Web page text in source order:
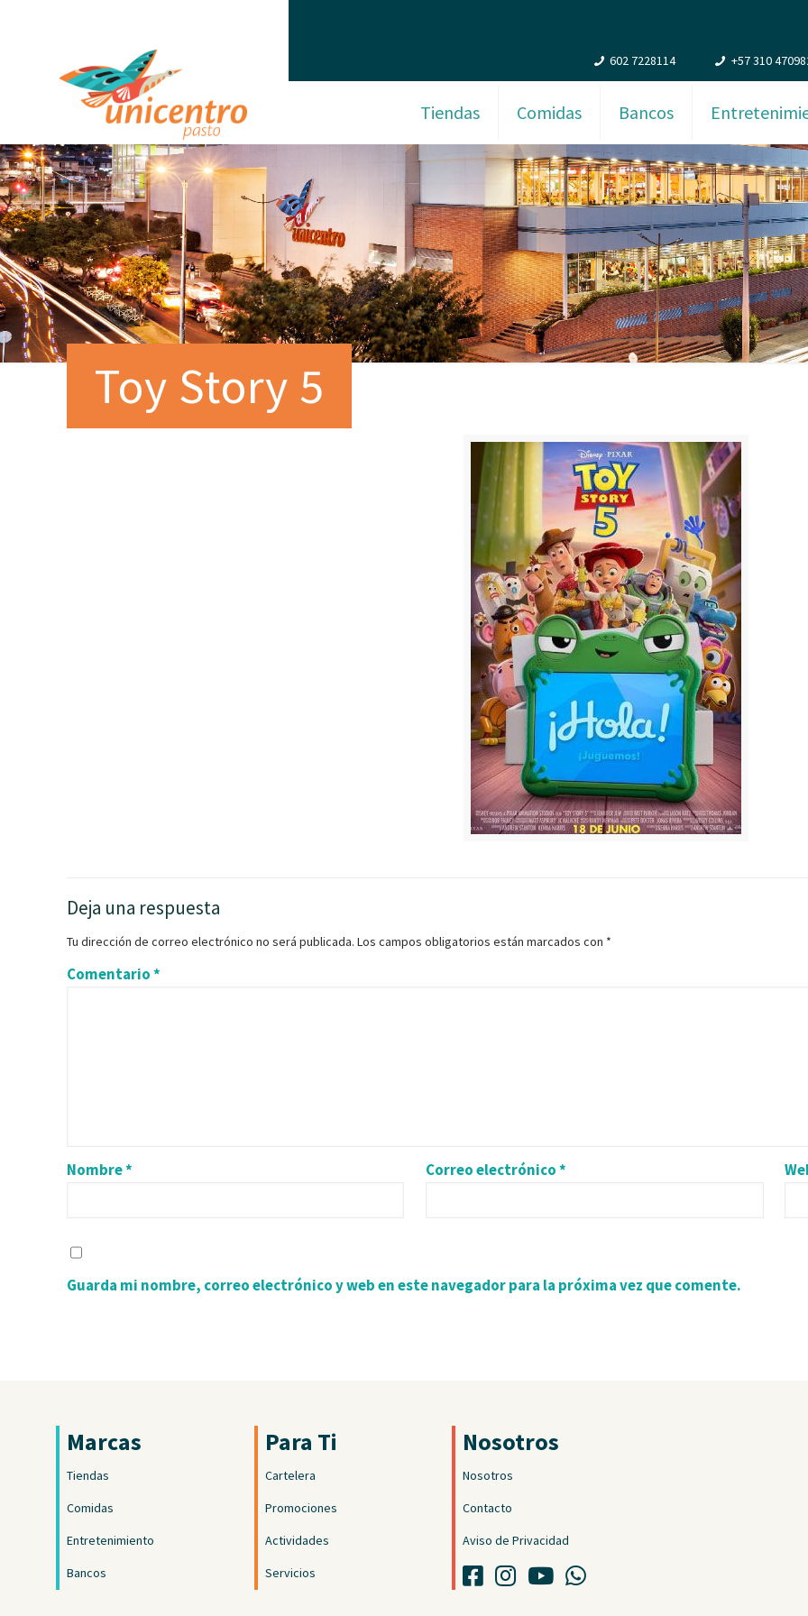
602 7228114 +57 310
Tiendas Comidas Bancos
Toy Story 5
Deja una respuesta
Tu dirección de correo electrónico no será publicada. Los campos obligatorios están marcados con *
Comentario*
Nombre* Correo electrónico*
Guarda mi nombre, correo electrónico y web en este navegador para la próxima vez que comente.
Marcas
Tiendas
Comidas
Entretenimiento
Bancos
Para Ti
Cartelera
Promociones
Actividades
Servicios
Nosotros
Nosotros
Contacto
Aviso de Privacidad